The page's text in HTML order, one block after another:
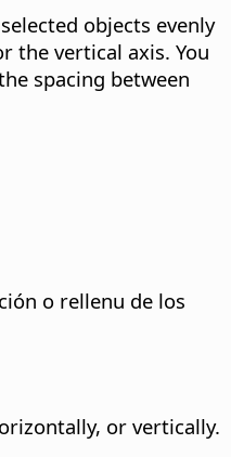
objects evenly
the vertical axis. You
spacing between
o rellenu de los
or vertically.